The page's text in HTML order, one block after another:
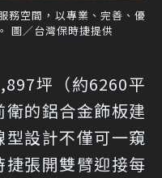
務空間，以專業、完善、優
圖／台灣保時捷提供
坪（約6260平
的鋁合金飾板建
設計不僅可一窺
張開雙臂迎接每